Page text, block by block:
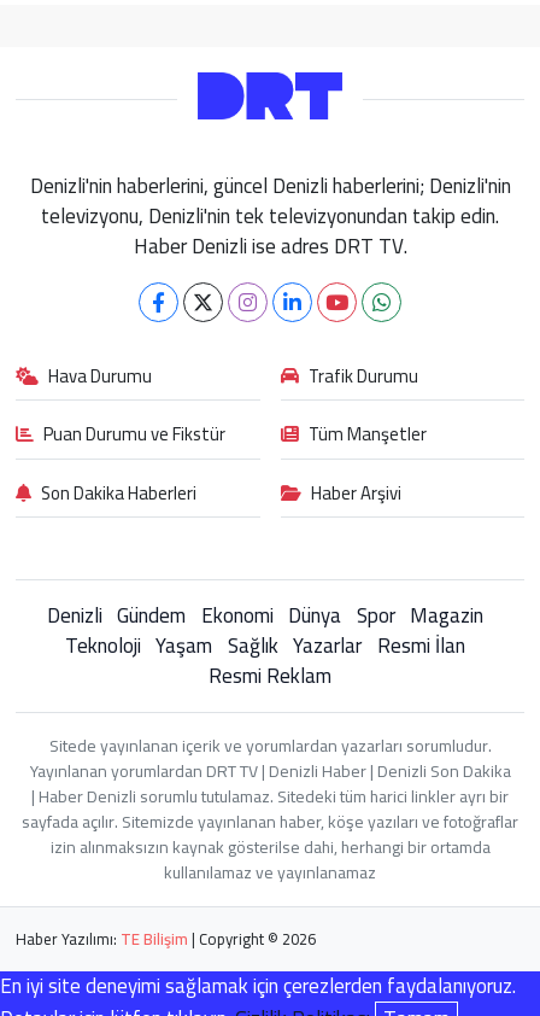
Denizli'nin haberlerini, güncel Denizli haberlerini; Denizli'nin
televizyonu, Denizli'nin tek televizyonundan takip edin.
Haber Denizli ise adres DRT TV.
Hava Durumu
Trafik Durumu
Puan Durumu ve Fikstür
Tüm Manşetler
Son Dakika Haberleri
Haber Arşivi
Denizli Gündem Ekonomi Dünya Spor Magazin
Teknoloji Yaşam Sağlık Yazarlar Resmi İlan
Resmi Reklam
Sitede yayınlanan içerik ve yorumlardan yazarları sorumludur.
Yayınlanan yorumlardan DRT TV | Denizli Haber | Denizli Son Dakika
| Haber Denizli sorumlu tutulamaz. Sitedeki tüm harici linkler ayrı bir
sayfada açılır. Sitemizde yayınlanan haber, köşe yazıları ve fotoğraflar
izin alınmaksızın kaynak gösterilse dahi, herhangi bir ortamda
kullanılamaz ve yayınlanamaz
Haber Yazılımı: TE Bilişim| Copyright © 2026
En iyi site deneyimi sağlamak için çerezlerden faydalanıyoruz.